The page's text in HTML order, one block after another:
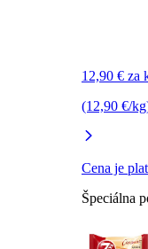
12,90 € za
(12,90 €/
Cena je
Špeciálna